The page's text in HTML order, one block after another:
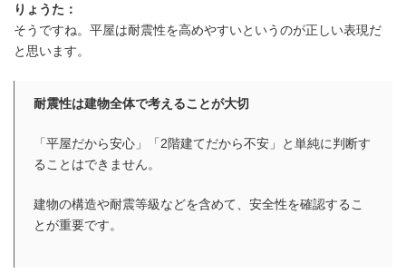
りょうた：
そうですね。平屋は耐震性を高めやすいというのが正しい表現だ
と思います。
耐震性は建物全体で考えることが大切
「平屋だから安心」「2階建てだから不安」と単純に判断す
ることはできません。
建物の構造や耐震等級などを含めて、安全性を確認するこ
とが重要です。